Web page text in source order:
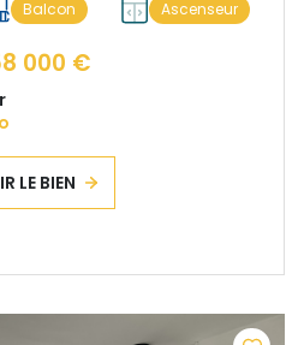
Balcon Ascenseur
000 €
LE BIEN